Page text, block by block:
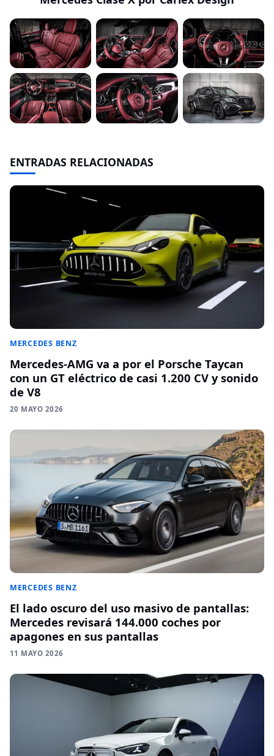
ENTRADAS RELACIONADAS
MERCEDES BENZ
Mercedes-AMG va a por el Porsche Taycan
con un GT eléctrico de casi 1.200 CV y sonido
de V8
20 MAYO 2026
MERCEDES BENZ
El lado oscuro del uso masivo de pantallas:
Mercedes revisará 144.000 coches por
apagones en sus pantallas
11 MAYO 2026